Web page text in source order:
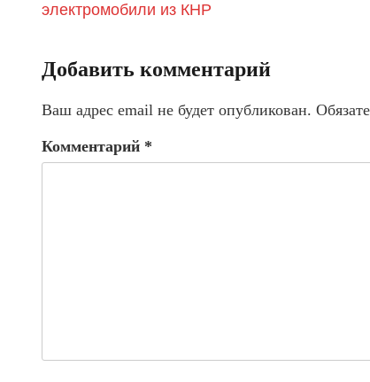
электромобили из КНР
Добавить комментарий
Ваш адрес email не будет опубликован.
Комментарий *